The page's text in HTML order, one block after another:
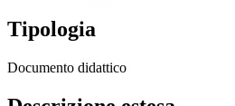
Tipologia
Documento didattico